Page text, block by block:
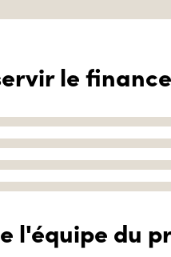
le
l'équipe du